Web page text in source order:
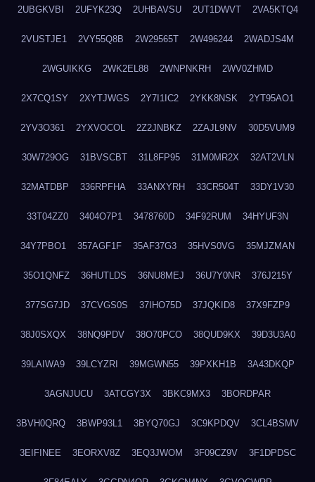
2UBGKVBI 2UFYK23Q 2UHBAVSU 2UT1DWVT 2VA5KTQ4
2VUSTJE1 2VY55Q8B 2W29565T 2W496244 2WADJS4M
2WGUIKKG 2WK2EL88 2WNPNKRH 2WV0ZHMD
2X7CQ1SY 2XYTJWGS 2Y7I1IC2 2YKK8NSK 2YT95AO1
2YV3O361 2YXVOCOL 2Z2JNBKZ 2ZAJL9NV 30D5VUM9
30W729OG 31BVSCBT 31L8FP95 31M0MR2X 32AT2VLN
32MATDBP 336RPFHA 33ANXYRH 33CR504T 33DY1V30
33T04ZZ0 3404O7P1 3478760D 34F92RUM 34HYUF3N
34Y7PBO1 357AGF1F 35AF37G3 35HVS0VG 35MJZMAN
35O1QNFZ 36HUTLDS 36NU8MEJ 36U7Y0NR 376J215Y
377SG7JD 37CVGS0S 37IHO75D 37JQKID8 37X9FZP9
38J0SXQX 38NQ9PDV 38O70PCO 38QUD9KX 39D3U3A0
39LAIWA9 39LCYZRI 39MGWN55 39PXKH1B 3A43DKQP
3AGNJUCU 3ATCGY3X 3BKC9MX3 3BORDPAR
3BVH0QRQ 3BWP93L1 3BYQ70GJ 3C9KPDQV 3CL4BSMV
3EIFINEE 3EORXV8Z 3EQ3JWOM 3F09CZ9V 3F1DPDSC